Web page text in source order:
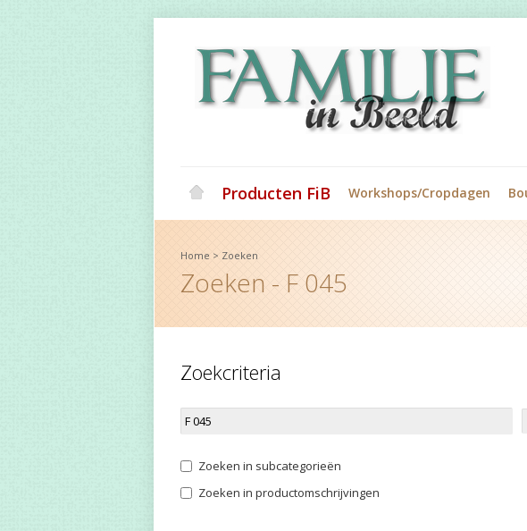
Producten FiB Workshops/Cropdagen
Home > Zoeken
Zoeken - F 045
Zoekcriteria
Zoeken in subcategorieën
Zoeken in productomschrijvingen